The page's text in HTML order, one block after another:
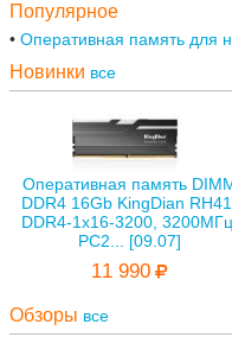
Популярное
Оперативная память для
Новинки все
Оперативная память
DDR4 16Gb KingDian
DDR4-1х16-3200,
PC2... [09.07]
11 990
Обзоры все